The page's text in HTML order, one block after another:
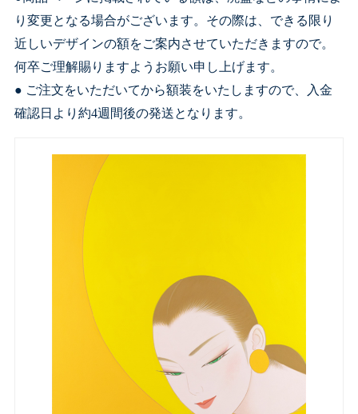
り変更となる場合がございます。その際は、できる限り
近しいデザインの額をご案内させていただきますので。
何卒ご理解賜りますようお願い申し上げます。
● ご注文をいただいてから額装をいたしますので、入金
確認日より約4週間後の発送となります。